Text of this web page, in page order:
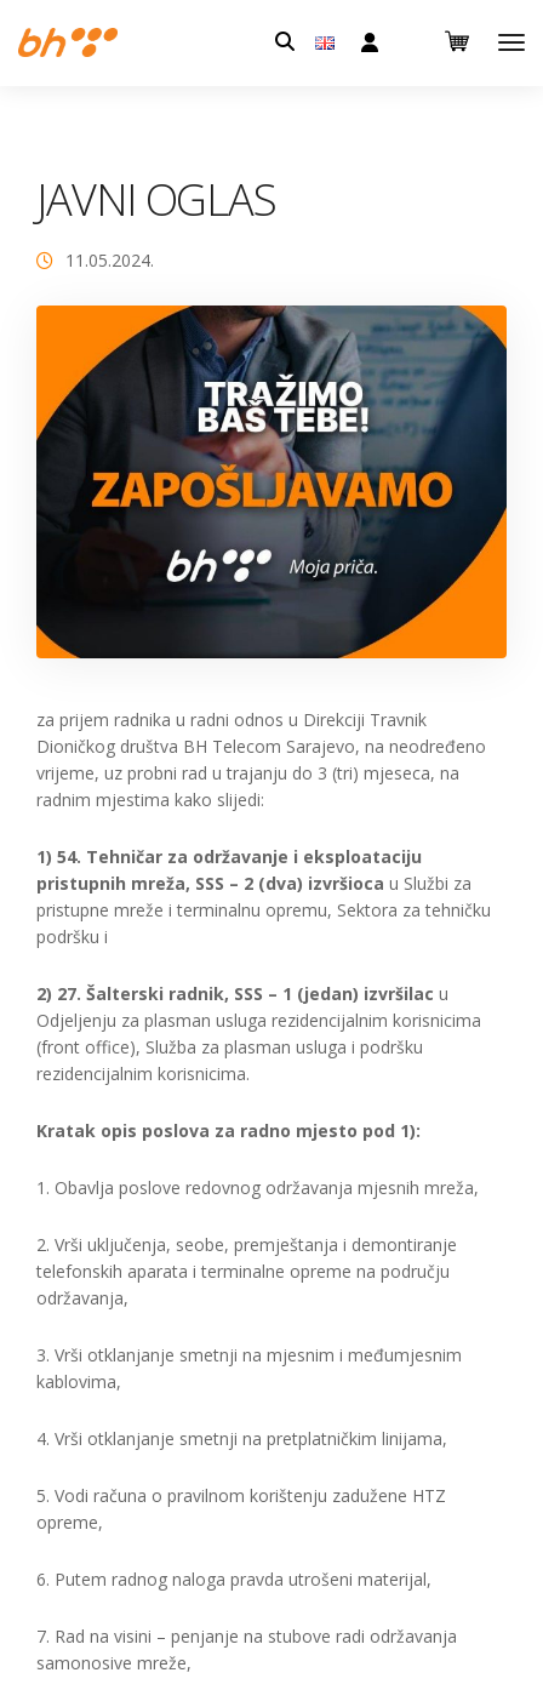
Pretraga:
JAVNI OGLAS
11.05.2024.
za prijem radnika u radni odnos u Direkciji Travnik
Dioničkog društva BH Telecom Sarajevo, na neodređeno
vrijeme, uz probni rad u trajanju do 3 (tri) mjeseca, na
radnim mjestima kako slijedi:
1) 54. Tehničar za održavanje i eksploataciju
pristupnih mreža, SSS – 2 (dva) izvršioca u Službi za
pristupne mreže i terminalnu opremu, Sektora za tehničku
podršku i
2) 27. Šalterski radnik, SSS – 1 (jedan) izvršilac u
Odjeljenju za plasman usluga rezidencijalnim korisnicima
(front office), Služba za plasman usluga i podršku
rezidencijalnim korisnicima.
Kratak opis poslova za radno mjesto pod 1):
1. Obavlja poslove redovnog održavanja mjesnih mreža,
2. Vrši uključenja, seobe, premještanja i demontiranje
telefonskih aparata i terminalne opreme na području
održavanja,
3. Vrši otklanjanje smetnji na mjesnim i međumjesnim
kablovima,
4. Vrši otklanjanje smetnji na pretplatničkim linijama,
5. Vodi računa o pravilnom korištenju zadužene HTZ
opreme,
6. Putem radnog naloga pravda utrošeni materijal,
7. Rad na visini – penjanje na stubove radi održavanja
samonosive mreže,